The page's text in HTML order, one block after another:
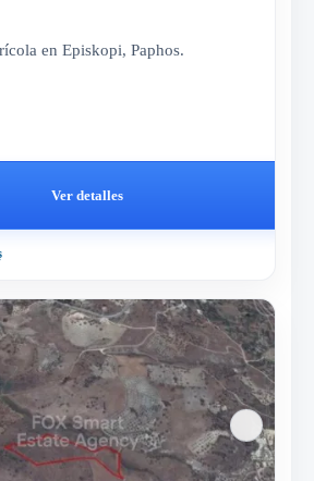
en Episkopi, Paphos.
Ver detalles